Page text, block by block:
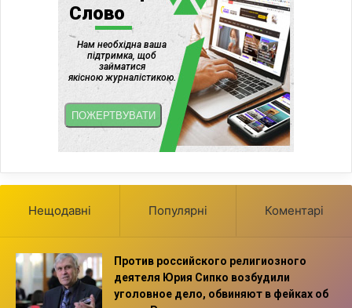
Нещодавні Популярні Коментарі
Против российского религиозного
деятеля Юрия Сипко возбудили
уголовное дело, обвиняют в фейках об